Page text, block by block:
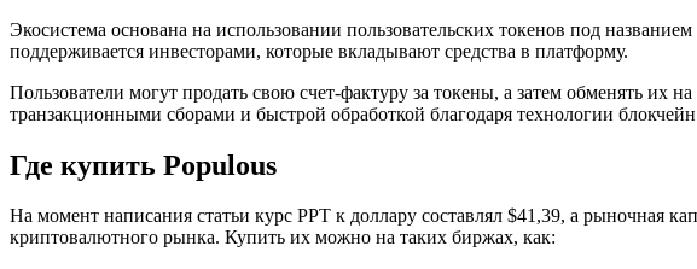
Экосистема основана на использовании пользовательских токенов под
поддерживается инвесторами, которые вкладывают средства в платформу.
Пользователи могут продать свою счет-фактуру за токены, а затем обменять
транзакционными сборами и быстрой обработкой благодаря технологии
Где купить Populous
На момент написания статьи курс PPT к доллару составлял $41,39, а рыночная
криптовалютного рынка. Купить их можно на таких биржах, как: